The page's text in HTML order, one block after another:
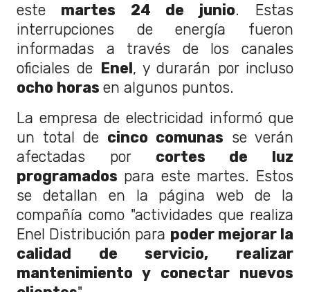
este martes 24 de junio. Estas
interrupciones de energía fueron
informadas a través de los canales
oficiales de Enel, y durarán por incluso
ocho horas en algunos puntos.
La empresa de electricidad informó que
un total de cinco comunas se verán
afectadas por cortes de luz
programados para este martes. Estos
se detallan en la página web de la
compañía como "actividades que realiza
Enel Distribución para poder mejorar la
calidad de servicio, realizar
mantenimiento y conectar nuevos